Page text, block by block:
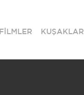
FİLMLER KUŞAKLAR